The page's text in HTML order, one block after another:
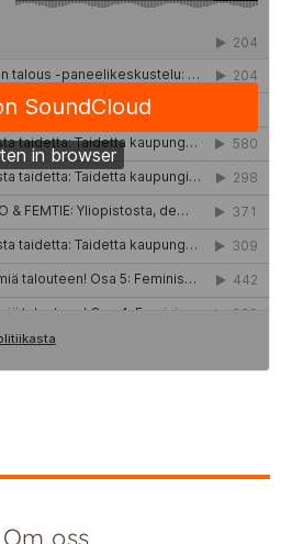
Om oss